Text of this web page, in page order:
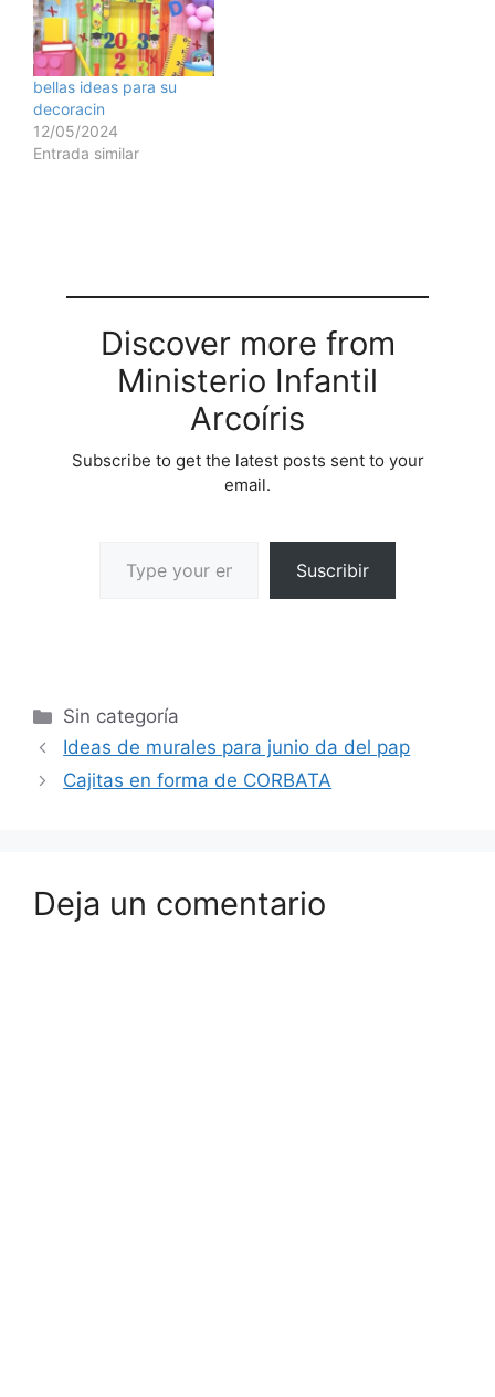
bellas ideas para su
decoracin
12/05/2024
Entrada similar
Discover more from
Ministerio Infantil
Arcoíris
Subscribe to get the latest posts sent to your
email.
Suscribir
Sin categoría
Ideas de murales para junio da del pap
Cajitas en forma de CORBATA
Deja un comentario